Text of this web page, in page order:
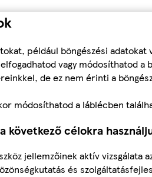
például böngészési
vagy módosíthatod
de ez nem érinti a
módosíthatod a láblécben
következő célokra
jellemzőinek aktív
és